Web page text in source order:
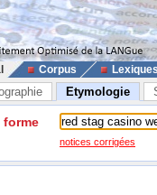
Corpus
Etymologie
forme
notices corrigées